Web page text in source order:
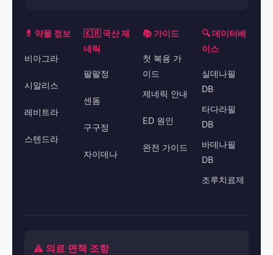
💊 약물 정보
비아그라
시알리스
레비트라
스텐드라
🇰🇷 국산 제
네릭
팔팔정
센돔
구구정
자이데나
📚 가이드
첫 복용 가
이드
제네릭 안내
ED 원인
완전 가이드
🔍 데이터베
이스
실데나필
DB
타다라필
DB
바데나필
DB
조루치료제
⚠️ 의료 면책 조항